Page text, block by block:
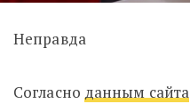
Неправда
Согласно данным сайта